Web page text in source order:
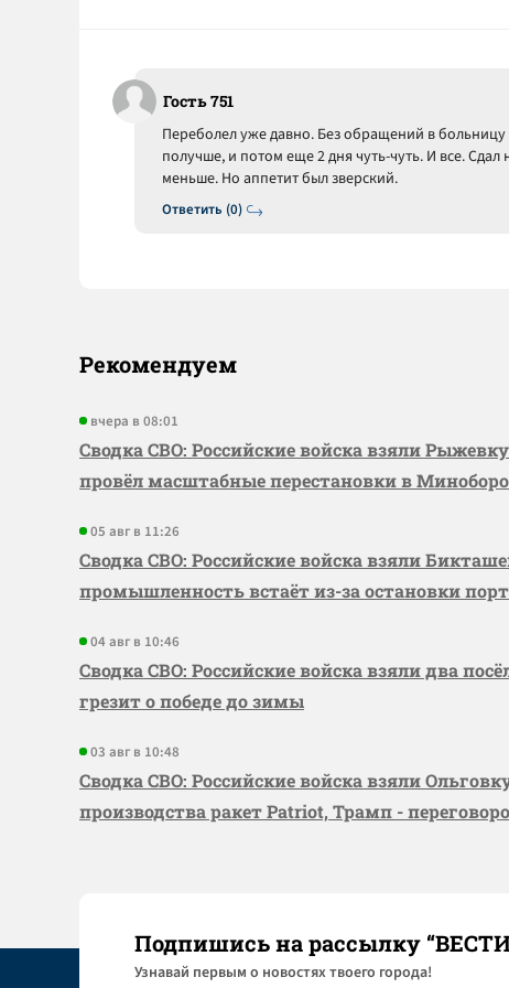
Гость 751
Ответить (0)
Переболел уже давно. Без обращений в
получше, и потом еще 2 дня чуть-чуть. И все. Сдал
меньше. Но аппетит был зверский.
Рекомендуем
вчера в 08:01
Сводка СВО: Российские войска взяли
провёл масштабные перестановки в
05 авг в 11:26
Сводка СВО: Российские войска взяли
промышленность встаёт из-за остановки
04 авг в 10:46
Сводка СВО: Российские войска взяли два
грезит о победе до зимы
03 авг в 10:48
Сводка СВО: Российские войска взяли
производства ракет Patriot, Трамп -
Подпишись на рассылку
Узнaвай первым о новостях твоего города!